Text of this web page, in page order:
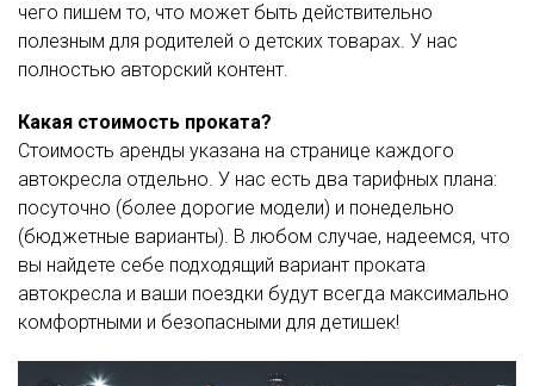
чего пишем то, что может быть действительно
полезным для родителей о детских товарах. У нас
полностью авторский контент.
Какая стоимость проката?
Стоимость аренды указана на странице каждого
автокресла отдельно. У нас есть два тарифных плана:
посуточно (более дорогие модели) и понедельно
(бюджетные варианты). В любом случае, надеемся, что
вы найдете себе подходящий вариант проката
автокресла и ваши поездки будут всегда максимально
комфортными и безопасными для детишек!